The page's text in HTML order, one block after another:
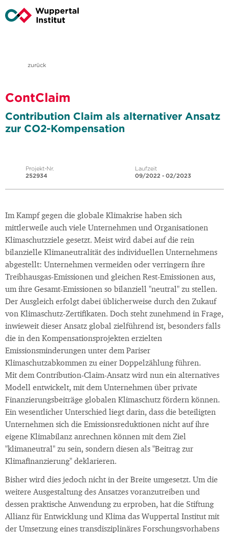
zurück
ContClaim
Contribution Claim als alternativer Ansatz
zur CO2-Kompensation
Projekt-Nr.
252934
Laufzeit
09/2022 - 02/2023
Im Kampf gegen die globale Klimakrise haben sich
mittlerweile auch viele Unternehmen und Organisationen
Klimaschutzziele gesetzt. Meist wird dabei auf die rein
bilanzielle Klimaneutralität des individuellen Unternehmens
abgestellt: Unternehmen vermeiden oder verringern ihre
Treibhausgas-Emissionen und gleichen Rest-Emissionen aus,
um ihre Gesamt-Emissionen so bilanziell "neutral" zu stellen.
Der Ausgleich erfolgt dabei üblicherweise durch den Zukauf
von Klimaschutz-Zertifikaten. Doch steht zunehmend in Frage,
inwieweit dieser Ansatz global zielführend ist, besonders falls
die in den Kompensationsprojekten erzielten
Emissionsminderungen unter dem Pariser
Klimaschutzabkommen zu einer Doppelzählung führen.
Mit dem Contribution-Claim-Ansatz wird nun ein alternatives
Modell entwickelt, mit dem Unternehmen über private
Finanzierungsbeiträge globalen Klimaschutz fördern können.
Ein wesentlicher Unterschied liegt darin, dass die beteiligten
Unternehmen sich die Emissionsreduktionen nicht auf ihre
eigene Klimabilanz anrechnen können mit dem Ziel
"klimaneutral" zu sein, sondern diesen als "Beitrag zur
Klimafinanzierung" deklarieren.
Bisher wird dies jedoch nicht in der Breite umgesetzt. Um die
weitere Ausgestaltung des Ansatzes voranzutreiben und
dessen praktische Anwendung zu erproben, hat die Stiftung
Allianz für Entwicklung und Klima das Wuppertal Institut mit
der Umsetzung eines transdisziplinäres Forschungsvorhabens